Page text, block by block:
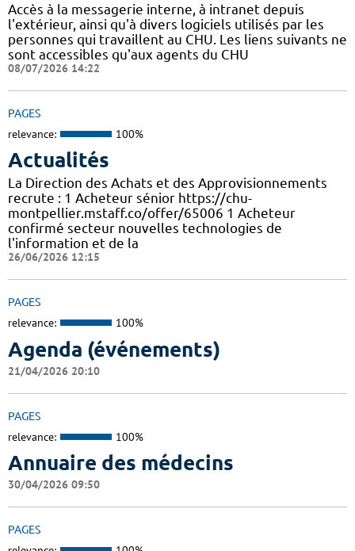
Accès à la messagerie interne, à intranet depuis
l'extérieur, ainsi qu'à divers logiciels utilisés par les
personnes qui travaillent au CHU. Les liens suivants ne
sont accessibles qu'aux agents du CHU
08/07/2026 14:22
PAGES
relevance: 100%
Actualités
La Direction des Achats et des Approvisionnements
recrute : 1 Acheteur sénior https://chu-
montpellier.mstaff.co/offer/65006 1 Acheteur
confirmé secteur nouvelles technologies de
l'information et de la
26/06/2026 12:15
PAGES
relevance: 100%
Agenda (événements)
21/04/2026 20:10
PAGES
relevance: 100%
Annuaire des médecins
30/04/2026 09:50
PAGES